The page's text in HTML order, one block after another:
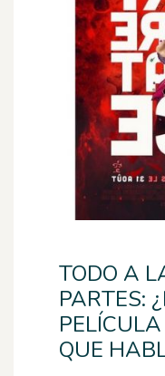
TODO A
PARTES:
QUE